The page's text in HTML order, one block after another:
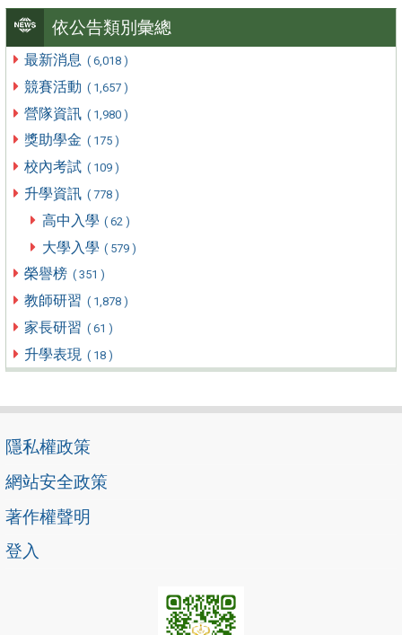
依公告類別彙總
最新消息 ( 6,018 )
競賽活動 ( 1,657 )
營隊資訊 ( 1,980 )
獎助學金 ( 175 )
校內考試 ( 109 )
升學資訊 ( 778 )
高中入學 ( 62 )
大學入學 ( 579 )
榮譽榜 ( 351 )
教師研習 ( 1,878 )
家長研習 ( 61 )
升學表現 ( 18 )
隱私權政策
網站安全政策
著作權聲明
登入